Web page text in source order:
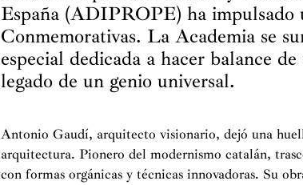
España (ADIPROPE) ha impulsado
Conmemorativas. La Academia se
especial dedicada a hacer balance
legado de un genio universal.
Antonio Gaudí, arquitecto visionario, dejó una
arquitectura. Pionero del modernismo catalán,
con formas orgánicas y técnicas innovadoras. Su